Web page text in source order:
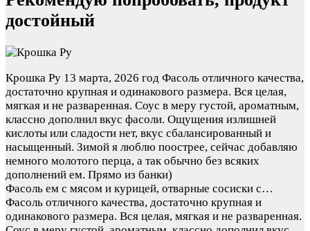
достойный
Крошка Ру 13 марта, 2026 год Фасоль отличного качества,
достаточно крупная и одинакового размера. Вся целая,
мягкая и не разваренная. Соус в меру густой, ароматным,
классно дополнил вкус фасоли. Ощущения излишней
кислоты или сладости нет, вкус сбалансированный и
насыщенный. Зимой я люблю поострее, сейчас добавляю
немного молотого перца, а так обычно без всяких
дополнений ем. Прямо из банки)
Фасоль ем с мясом и курицей, отварные сосиски с…
Фасоль отличного качества, достаточно крупная и
одинакового размера. Вся целая, мягкая и не разваренная.